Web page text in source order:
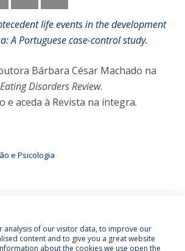
life events in the development
A Portuguese case-control study.
Bárbara César Machado na
Disorders Review.
e aceda à Revista na íntegra.
e Psicologia
analysis of our visitor data, to improve our
content and to give you a great website
about the cookies we use open the